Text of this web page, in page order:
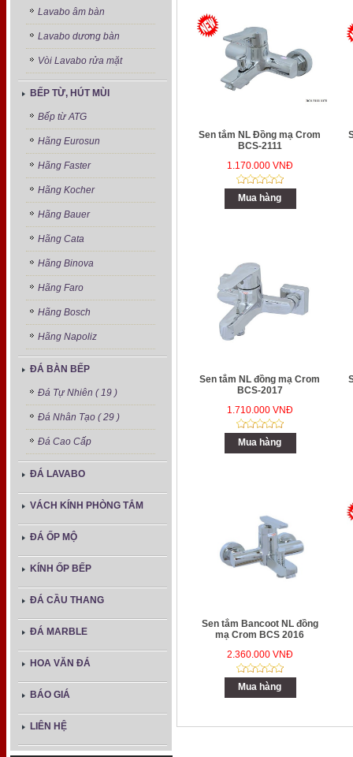
Lavabo âm bàn
Lavabo dương bàn
Vòi Lavabo rửa mặt
BẾP TỪ, HÚT MÙI
Bếp từ ATG
Hãng Eurosun
Hãng Faster
Hãng Kocher
Hãng Bauer
Hãng Cata
Hãng Binova
Hãng Faro
Hãng Bosch
Hãng Napoliz
ĐÁ BÀN BẾP
Đá Tự Nhiên ( 19 )
Đá Nhân Tạo ( 29 )
Đá Cao Cấp
ĐÁ LAVABO
VÁCH KÍNH PHÒNG TẮM
ĐÁ ỐP MỘ
KÍNH ỐP BẾP
ĐÁ CẦU THANG
ĐÁ MARBLE
HOA VĂN ĐÁ
BÁO GIÁ
LIÊN HỆ
Sen tắm NL Đồng mạ Crom
BCS-2111
1.170.000 VNĐ
Mua hàng
Sen tắm NL đồng mạ Crom
BCS-2017
1.710.000 VNĐ
Mua hàng
Sen tắm Bancoot NL đồng
mạ Crom BCS 2016
2.360.000 VNĐ
Mua hàng